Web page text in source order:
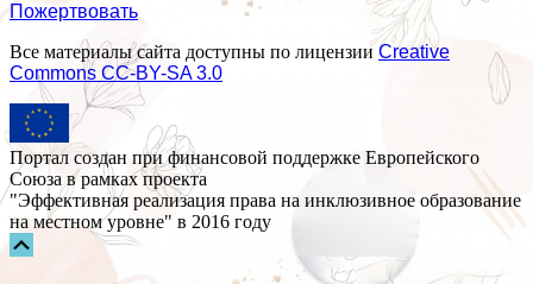
Пожертвовать
Все материалы сайта доступны по лицензии Creative
Commons СС-BY-SA 3.0
Портал создан при финансовой поддержке Европейского
Союза в рамках проекта
"Эффективная реализация права на инклюзивное образование
на местном уровне" в 2016 году
Прокрутка